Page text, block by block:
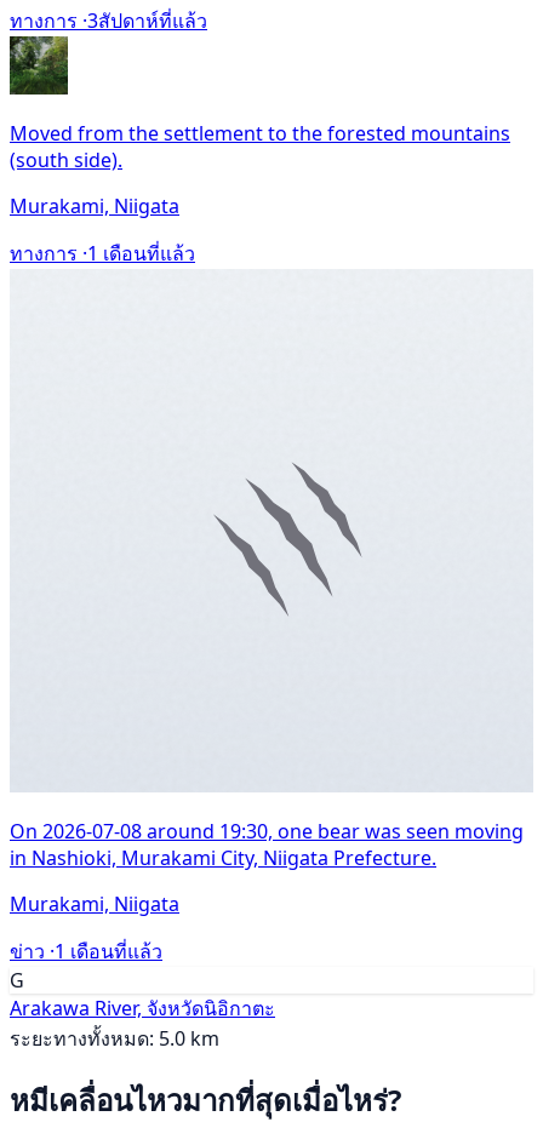
ทางการ ·3สัปดาห์ที่แล้ว
Moved from the settlement to the forested mountains
(south side).
Murakami, Niigata
ทางการ ·1 เดือนที่แล้ว
On 2026-07-08 around 19:30, one bear was seen moving
in Nashioki, Murakami City, Niigata Prefecture.
Murakami, Niigata
ข่าว ·1 เดือนที่แล้ว
G
Arakawa River, จังหวัดนิอิกาตะ
ระยะทางทั้งหมด: 5.0 km
หมีเคลื่อนไหวมากที่สุดเมื่อไหร่?